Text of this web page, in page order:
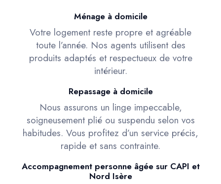
Ménage à domicile
Votre logement reste propre et agréable
toute l’année. Nos agents utilisent des
produits adaptés et respectueux de votre
intérieur.
Repassage à domicile
Nous assurons un linge impeccable,
soigneusement plié ou suspendu selon vos
habitudes. Vous profitez d’un service précis,
rapide et sans contrainte.
Accompagnement personne âgée sur CAPI et
Nord Isère